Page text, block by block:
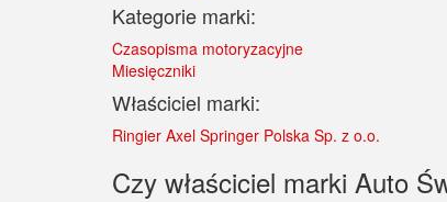
Kategorie marki:
Czasopisma motoryzacyjne
Miesięczniki
Właściciel marki:
Ringier Axel Springer Polska Sp. z o.o.
Czy właściciel marki Auto